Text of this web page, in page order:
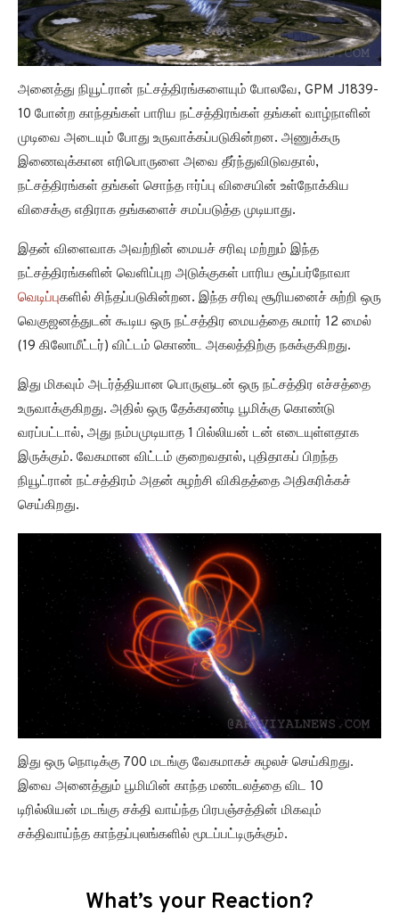
அனைத்து நியூட்ரான் நட்சத்திரங்களையும் போலவே, GPM J1839-
10 போன்ற காந்தங்கள் பாரிய நட்சத்திரங்கள் தங்கள் வாழ்நாளின்
முடிவை அடையும் போது உருவாக்கப்படுகின்றன. அணுக்கரு
இணைவுக்கான எரிபொருளை அவை தீர்ந்துவிடுவதால்,
நட்சத்திரங்கள் தங்கள் சொந்த ஈர்ப்பு விசையின் உள்நோக்கிய
விசைக்கு எதிராக தங்களைச் சமப்படுத்த முடியாது.
இதன் விளைவாக அவற்றின் மையச் சரிவு மற்றும் இந்த
நட்சத்திரங்களின் வெளிப்புற அடுக்குகள் பாரிய சூப்பர்நோவா
வெடிப்புகளில் சிந்தப்படுகின்றன. இந்த சரிவு சூரியனைச் சுற்றி ஒரு
வெகுஜனத்துடன் கூடிய ஒரு நட்சத்திர மையத்தை சுமார் 12 மைல்
(19 கிலோமீட்டர்) விட்டம் கொண்ட அகலத்திற்கு நசுக்குகிறது.
இது மிகவும் அடர்த்தியான பொருளுடன் ஒரு நட்சத்திர எச்சத்தை
உருவாக்குகிறது. அதில் ஒரு தேக்கரண்டி பூமிக்கு கொண்டு
வரப்பட்டால், அது நம்பமுடியாத 1 பில்லியன் டன் எடையுள்ளதாக
இருக்கும். வேகமான விட்டம் குறைவதால், புதிதாகப் பிறந்த
நியூட்ரான் நட்சத்திரம் அதன் சுழற்சி விகிதத்தை அதிகரிக்கச்
செய்கிறது.
இது ஒரு நொடிக்கு 700 மடங்கு வேகமாகச் சுழலச் செய்கிறது.
இவை அனைத்தும் பூமியின் காந்த மண்டலத்தை விட 10
டிரில்லியன் மடங்கு சக்தி வாய்ந்த பிரபஞ்சத்தின் மிகவும்
சக்திவாய்ந்த காந்தப்புலங்களில் மூடப்பட்டிருக்கும்.
What’s your Reaction?